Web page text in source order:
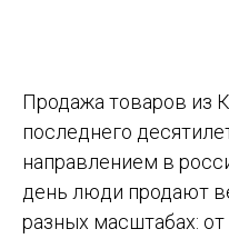
Продажа товаров из
последнего
направлением в
день люди продают
разных масштабах: